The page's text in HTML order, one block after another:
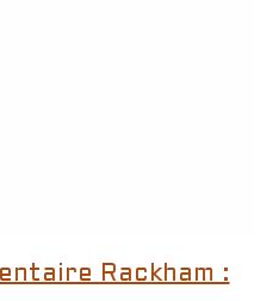
Rackham :